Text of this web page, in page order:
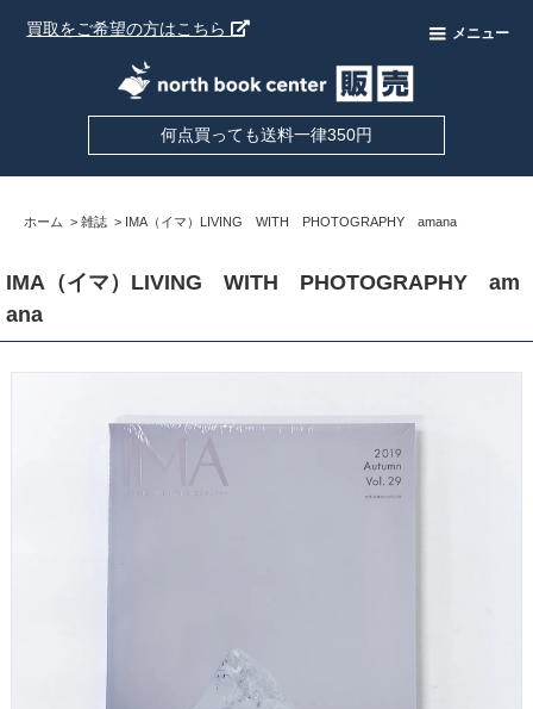
買取をご希望の方はこちら メニュー
何点買っても送料一律350円
ホーム > 雑誌 > IMA（イマ）LIVING WITH PHOTOGRAPHY amana
IMA（イマ）LIVING WITH PHOTOGRAPHY am
ana